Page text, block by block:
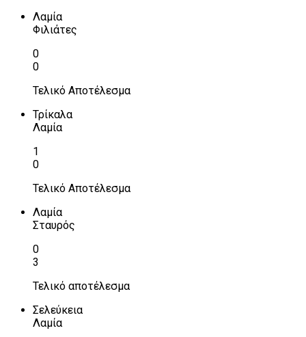
Λαμία
Φιλιάτες
0
0
Τελικό Αποτέλεσμα
Τρίκαλα
Λαμία
1
0
Τελικό Αποτέλεσμα
Λαμία
Σταυρός
0
3
Τελικό αποτέλεσμα
Σελεύκεια
Λαμία